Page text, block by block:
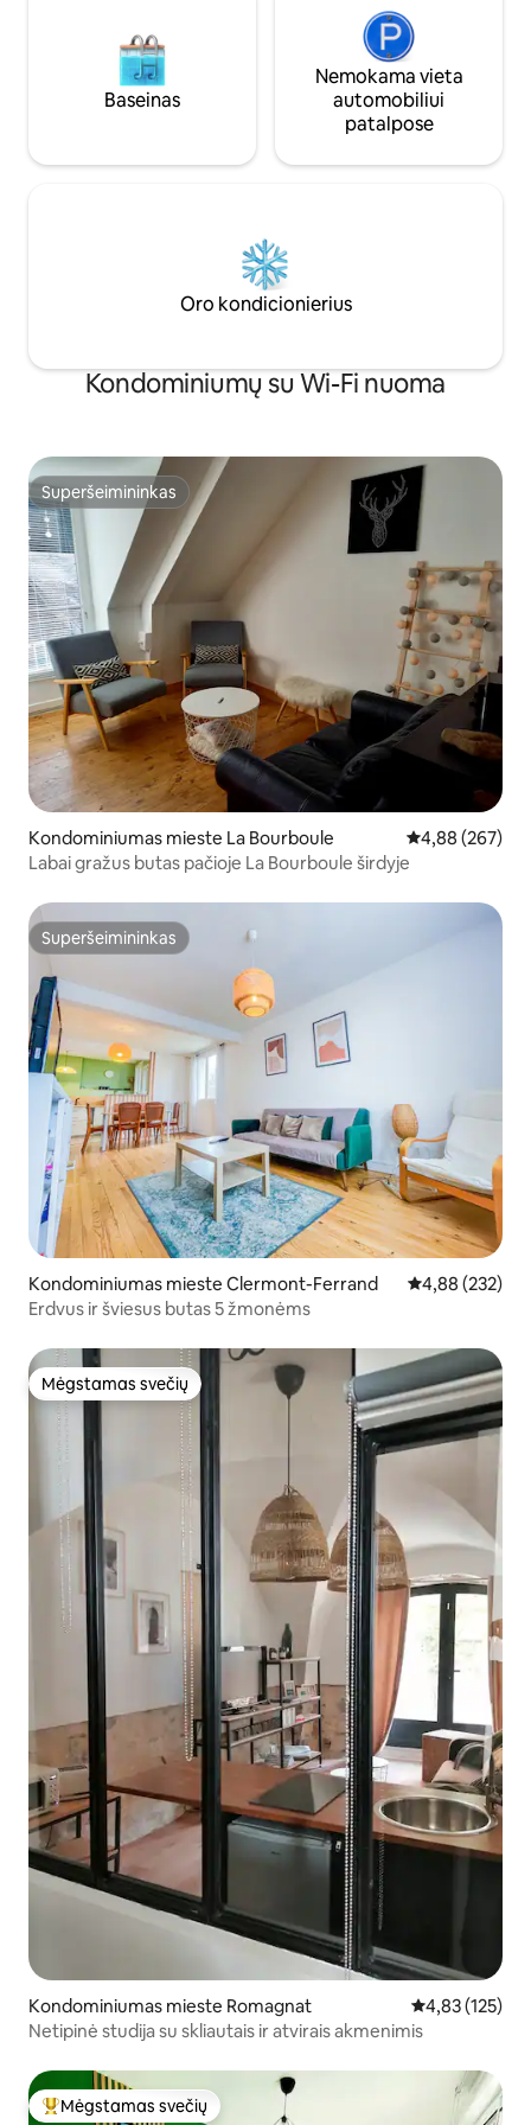
Baseinas
Nemokama vieta
automobiliui
patalpose
Oro kondicionierius
Kondominiumų su Wi-Fi nuoma
Superšeimininkas
Superšeimininkas
Kondominiumas mieste La Bourboule Vidutinis
4,88 (267)
Labai gražus butas pačioje La Bourboule širdyje
Superšeimininkas
Superšeimininkas
Kondominiumas mieste Clermont-Ferrand Vidutinis
4,88 (232)
Erdvus ir šviesus butas 5 žmonėms
Mėgstamas svečių
Mėgstamas svečių
Kondominiumas mieste Romagnat Vidutinis
4,83 (125)
Netipinė studija su skliautais ir atvirais akmenimis
Svečių mėgstamiausias
Mėgstamas svečių